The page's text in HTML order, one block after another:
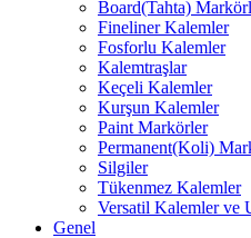
Board(Tahta)
Fineliner Kalemler
Fosforlu Kalemler
Kalemtraşlar
Keçeli Kalemler
Kurşun Kalemler
Paint Markörler
Permanent(Koli)
Silgiler
Tükenmez Kalemler
Versatil Kalemler ve
Genel